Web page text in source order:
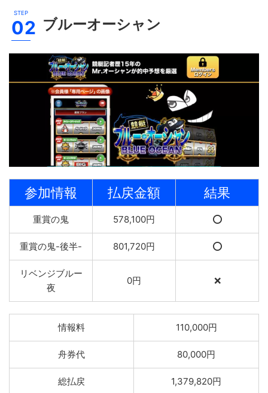
ブルーオーシャン
参加情報 払戻金額 結果
重賞の鬼 578,100円 ⭕️
重賞の鬼-後半- 801,720円 ⭕️
リベンジブルー
夜
0円 ❌
情報料 110,000円
舟券代 80,000円
総払戻 1,379,820円